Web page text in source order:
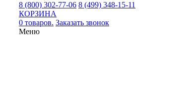
8 (800) 302-77-06 8 (499) 348-15-11
КОРЗИНА
0 товаров. Заказать звонок
Меню